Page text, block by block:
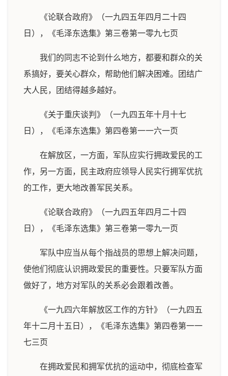
《论联合政府》（一九四五年四月二十四
日），《毛泽东选集》第三卷第一零九七页
我们的同志不论到什么地方，都要和群众的关
系搞好，要关心群众，帮助他们解决困难。团结广
大人民，团结得越多越好。
《关于重庆谈判》（一九四五年十月十七
日），《毛泽东选集》第四卷第一一六一页
在解放区，一方面，军队应实行拥政爱民的工
作，另一方面，民主政府应领导人民实行拥军优抗
的工作，更大地改善军民关系。
《论联合政府》（一九四五年四月二十四
日），《毛泽东选集》第三卷第一零九一页
军队中应当从每个指战员的思想上解决问题，
使他们彻底认识拥政爱民的重要性。只要军队方面
做好了，地方对军队的关系必会跟着改善。
《一九四六年解放区工作的方针》（一九四五
年十二月十五日），《毛泽东选集》第四卷第一一
七三页
在拥政爱民和拥军优抗的运动中，彻底检查军